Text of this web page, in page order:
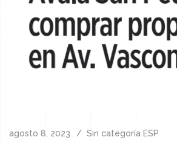
agosto 8, 2023 Sin categoría ESP